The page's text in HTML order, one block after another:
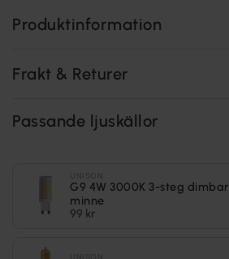
Produktinformation
Frakt & Returer
Passande ljuskällor
G9 4W 3000K 3-steg dimbar
minne
99 kr